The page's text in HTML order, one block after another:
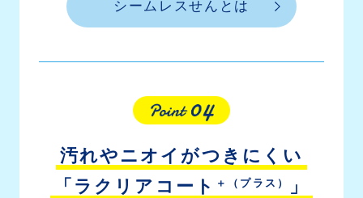
シームレスせんとは
汚れやニオイがつきにくい
「ラクリアコート
＋（プラス） 」